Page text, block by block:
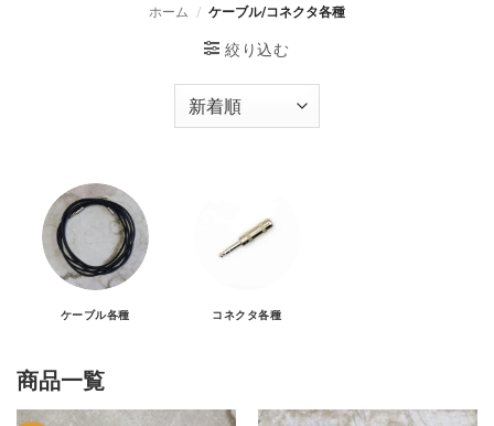
ホーム / ケーブル/コネクタ各種
絞り込む
ケーブル各種 コネクタ各種
商品一覧